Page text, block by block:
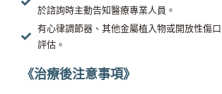
於諮詢時主動告知醫療專業人員。
有心律調節器、其他金屬植入物或開放性傷
評估。
《治療後注意事項》